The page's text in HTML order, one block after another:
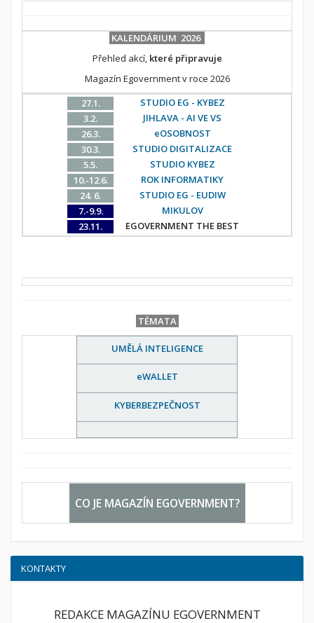
KALENDÁRIUM 2026
Přehled akcí, které připravuje
Magazín Egovernment v roce 2026
27.1.
STUDIO EG - KYBEZ
3.2.
JIHLAVA - AI VE VS
26.3.
eOSOBNOST
30.3.
STUDIO DIGITALIZACE
5.5.
STUDIO KYBEZ
10.-12.6.
ROK INFORMATIKY
24. 6.
STUDIO EG - EUDIW
7.-9.9.
MIKULOV
23.11.
EGOVERNMENT THE BEST
TÉMATA
UMĚLÁ INTELIGENCE
eWALLET
KYBERBEZPEČNOST
CO JE MAGAZÍN EGOVERNMENT?
KONTAKTY
REDAKCE MAGAZÍNU EGOVERNMENT